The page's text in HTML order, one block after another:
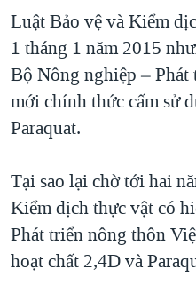
Luật Bảo vệ và Kiểm
1 tháng 1 năm 2015
Bộ Nông nghiệp –
mới chính thức cấm sử
Paraquat.
Tại sao lại chờ tới hai
Kiểm dịch thực vật có
Phát triển nông thôn
hoạt chất 2,4D và